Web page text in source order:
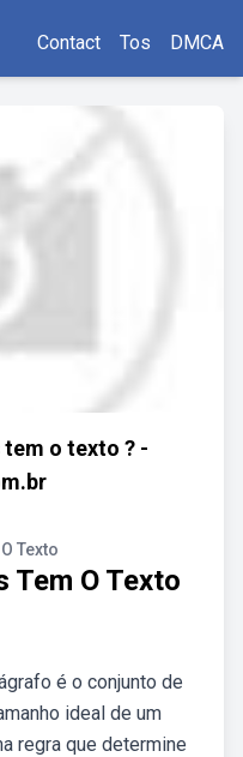
Contact Tos DMCA
o texto ? -
Texto
Tem O Texto
é o conjunto de
ideal de um
regra que determine